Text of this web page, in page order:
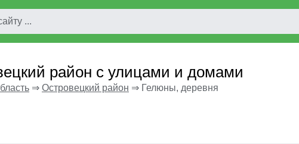
район с улицами и домами
⇒ Островецкий район ⇒ Гелюны, деревня